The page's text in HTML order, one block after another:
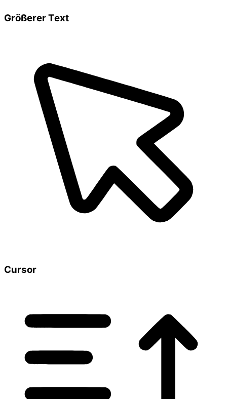
Größerer Text
Cursor